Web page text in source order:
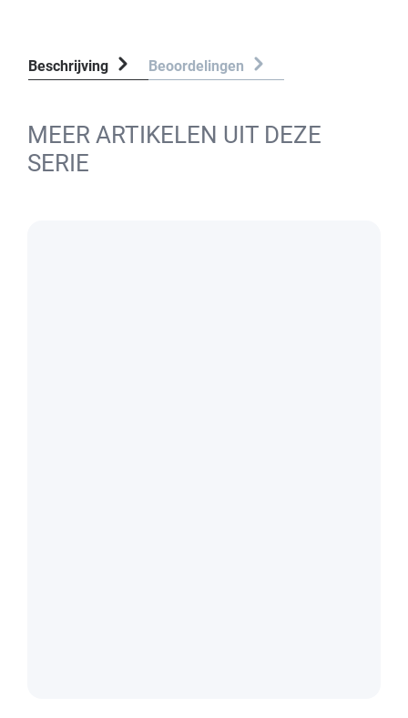
Beschrijving Beoordelingen
MEER ARTIKELEN UIT DEZE
SERIE